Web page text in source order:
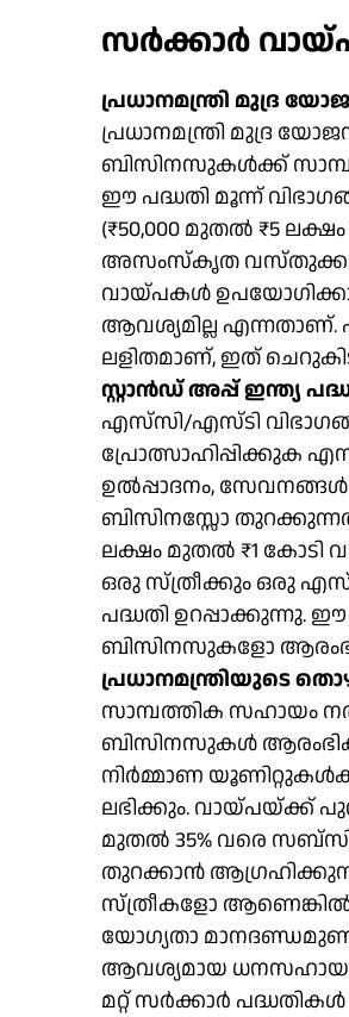
സർക്കാർ
പ്രധാനമന്ത്രി മുദ്ര
പ്രധാനമന്ത്രി മുദ്ര
ബിസിനസുകൾക്ക്
ഈ പദ്ധതി മൂന്ന്
(₹50,000 മുതൽ ₹5
അസംസ്കൃത വസ്തുക്കൾ
വായ്പകൾ
ആവശ്യമില്ല
ലളിതമാണ്, ഇത്
സ്റ്റാൻഡ് അപ്പ് ഇന്ത്യ
എസ്‌സി/എസ്ടി
പ്രോത്സാഹിപ്പിക്കുക
ഉൽപ്പാദനം,
ബിസിനസ്സോ തുറക്കുന്നത്
ലക്ഷം മുതൽ ₹1 കോടി
ഒരു സ്ത്രീക്കും ഒരു
പദ്ധതി ഉറപ്പാക്കുന്നു.
ബിസിനസുകളോ
പ്രധാനമന്ത്രിയുടെ
സാമ്പത്തിക സഹായം
ബിസിനസുകൾ
നിർമ്മാണ
ലഭിക്കും. വായ്പയ്ക്ക്
മുതൽ 35% വരെ
തുറക്കാൻ
സ്ത്രീകളോ
യോഗ്യതാ
ആവശ്യമായ
മറ്റ് സർക്കാർ പദ്ധതികൾ